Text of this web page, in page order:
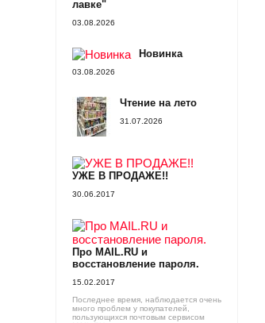
лавке"
03.08.2026
Новинка
03.08.2026
Чтение на лето
31.07.2026
УЖЕ В ПРОДАЖЕ!!
30.06.2017
Про MAIL.RU и
восстановление пароля.
15.02.2017
Последнее время, наблюдается очень
много проблем у покупателей,
пользующихся почтовым сервисом